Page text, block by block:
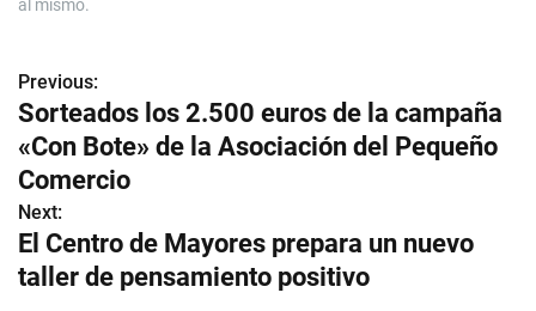
al mismo.
N
v
e
g
Previous:
Sorteados los 2.500 euros de la campaña
«Con Bote» de la Asociación del Pequeño
Comercio
Next:
El Centro de Mayores prepara un nuevo
taller de pensamiento positivo